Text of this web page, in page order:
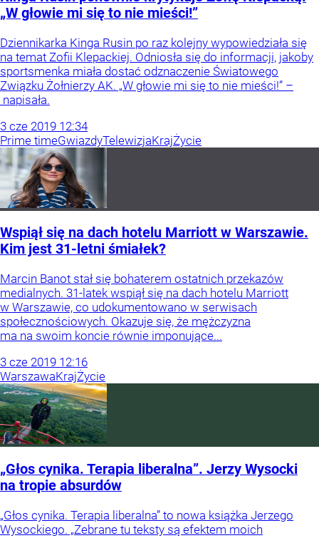
„W głowie mi się to nie mieści!”
Dziennikarka Kinga Rusin po raz kolejny wypowiedziała się
na temat Zofii Klepackiej. Odniosła się do informacji, jakoby
sportsmenka miała dostać odznaczenie Światowego
Związku Żołnierzy AK. „W głowie mi się to nie mieści!” –
napisała.
3 cze 2019 12:34
Prime timeGwiazdyTelewizjaKrajŻycie
Wspiął się na dach hotelu Marriott w Warszawie.
Kim jest 31-letni śmiałek?
Marcin Banot stał się bohaterem ostatnich przekazów
medialnych. 31-latek wspiął się na dach hotelu Marriott
w Warszawie, co udokumentowano w serwisach
społecznościowych. Okazuje się, że mężczyzna
ma na swoim koncie równie imponujące...
3 cze 2019 12:16
WarszawaKrajŻycie
„Głos cynika. Terapia liberalna”. Jerzy Wysocki
na tropie absurdów
„Głos cynika. Terapia liberalna” to nowa książka Jerzego
Wysockiego. „Zebrane tu teksty są efektem moich